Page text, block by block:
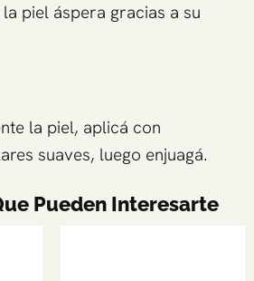
piel áspera gracias a su
la piel, aplicá con
suaves, luego enjuagá.
Pueden Interesarte